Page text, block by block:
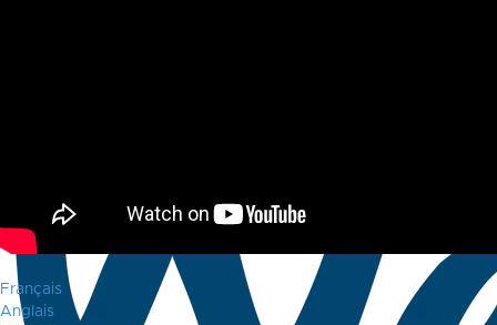
Français
Anglais